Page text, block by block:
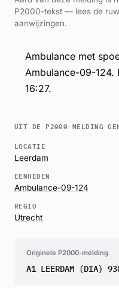
P2000-tekst — lees de
aanwijzingen.
Ambulance met
Ambulance-09-124.
16:27.
UIT DE P2000-MELDING
LOCATIE
Leerdam
EENHEDEN
Ambulance-09-124
REGIO
Utrecht
Originele P2000-melding
A1 LEERDAM (DIA)